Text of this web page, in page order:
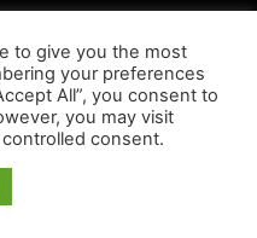
reservados
to give you the most
your preferences
All”, you consent to
you may visit
consent.